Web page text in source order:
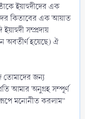
ইয়াহুদীদের এক
কিতাবের এক আয়াত
সম্প্রদায়
অবতীর্ণ হয়েছে) ঐ
জন্য
আমার অনুগ্রহ সম্পূর্ণ
মনোনীত করলাম”